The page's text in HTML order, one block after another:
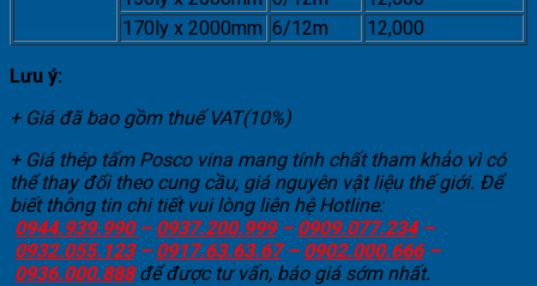
170ly x 2000mm 6/12m 12,000
Lưu ý:
+ Giá đã bao gồm thuế VAT(10%)
+ Giá thép tấm Posco vina mang tính chất tham khảo vì có
thể thay đổi theo cung cầu, giá nguyên vật liệu thế giới. Để
biết thông tin chi tiết vui lòng liên hệ Hotline:
0944.939.990 – 0937.200.999– 0909.077.234–
0932.055.123– 0917.63.63.67– 0902.000.666–
0936.000.888để được tư vấn, báo giá sớm nhất.